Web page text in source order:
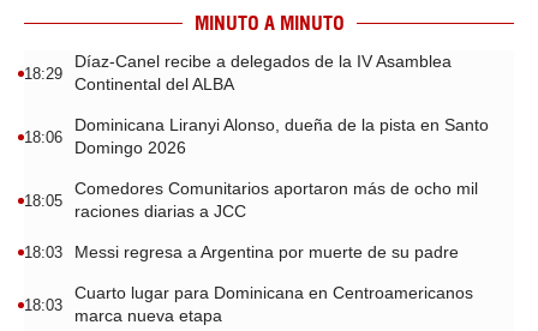
MINUTO A MINUTO
18:29
Díaz-Canel recibe a delegados de la IV Asamblea
Continental del ALBA
18:06
Dominicana Liranyi Alonso, dueña de la pista en Santo
Domingo 2026
18:05
Comedores Comunitarios aportaron más de ocho mil
raciones diarias a JCC
18:03 Messi regresa a Argentina por muerte de su padre
18:03
Cuarto lugar para Dominicana en Centroamericanos
marca nueva etapa